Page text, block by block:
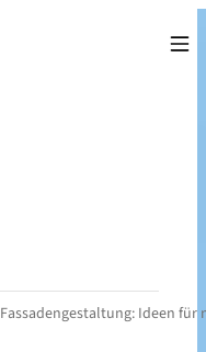
Fassadengestaltung: Ideen für